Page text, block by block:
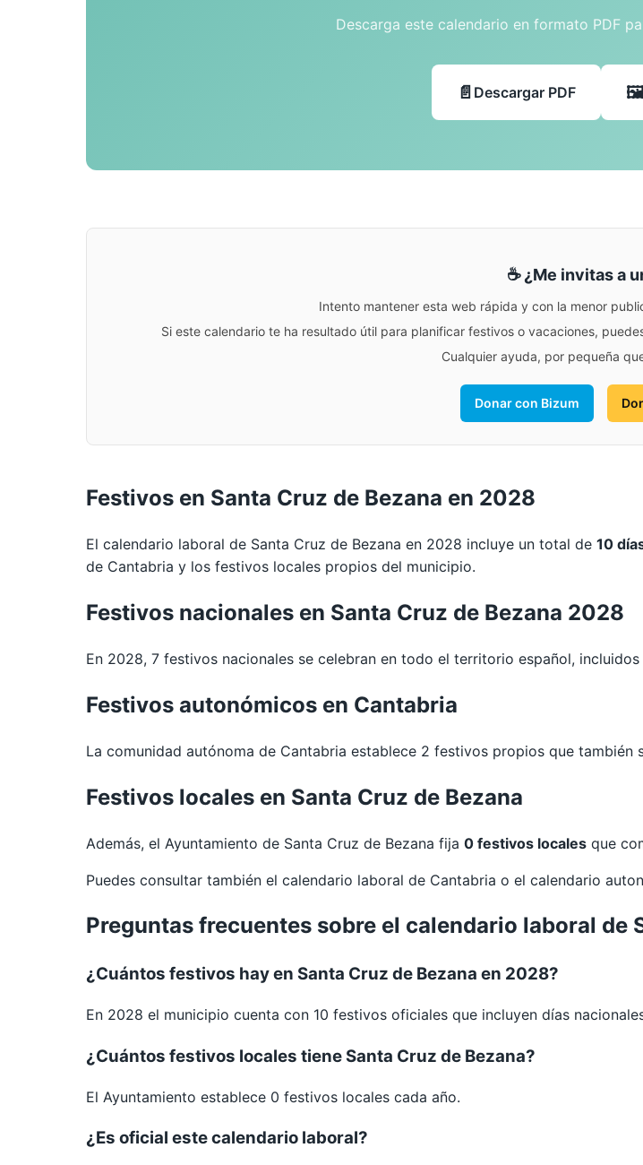
Descarga este calendario en formato PDF
Descargar PDF
☕ ¿Me invitas a
Intento mantener esta web rápida y con la menor
Si este calendario te ha resultado útil para planificar festivos o vacaciones,
Cualquier ayuda, por pequeña
Donar con Bizum
Festivos en Santa Cruz de Bezana en 2028
El calendario laboral de Santa Cruz de Bezana en 2028 incluye un total de 10
de Cantabria y los festivos locales propios del municipio.
Festivos nacionales en Santa Cruz de Bezana 2028
En 2028, 7 festivos nacionales se celebran en todo el territorio español,
Festivos autonómicos en Cantabria
La comunidad autónoma de Cantabria establece 2 festivos propios que también
Festivos locales en Santa Cruz de Bezana
Además, el Ayuntamiento de Santa Cruz de Bezana fija 0 festivos locales que
Puedes consultar también el calendario laboral de Cantabria o el calendario
Preguntas frecuentes sobre el calendario laboral de
¿Cuántos festivos hay en Santa Cruz de Bezana en 2028?
En 2028 el municipio cuenta con 10 festivos oficiales que incluyen días
¿Cuántos festivos locales tiene Santa Cruz de Bezana?
El Ayuntamiento establece 0 festivos locales cada año.
¿Es oficial este calendario laboral?